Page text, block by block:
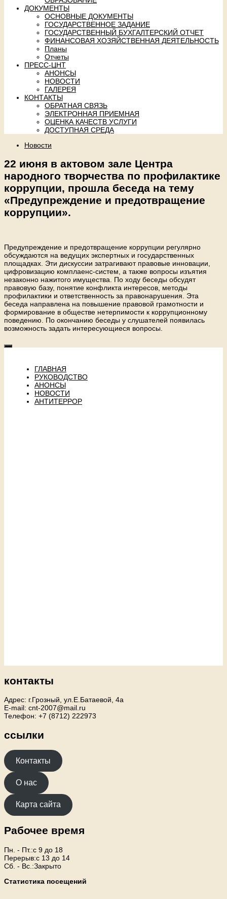
ДОКУМЕНТЫ
ОСНОВНЫЕ ДОКУМЕНТЫ
ГОСУДАРСТВЕННОЕ ЗАДАНИЕ
ГОСУДАРСТВЕННЫЙ БУХГАЛТЕРСКИЙ ОТЧЕТ
ФИНАНСОВАЯ ХОЗЯЙСТВЕННАЯ ДЕЯТЕЛЬНОСТЬ
Планы
Отчеты
ПРЕСС-ЦНТ
АНОНСЫ
НОВОСТИ
ГАЛЕРЕЯ
КОНТАКТЫ
ОБРАТНАЯ СВЯЗЬ
ЭЛЕКТРОННАЯ ПРИЕМНАЯ
ОЦЕНКА КАЧЕСТВ УСЛУГИ
ДОСТУПНАЯ СРЕДА
Новости
22 июня в актовом зале Центра
народного творчества по профилактике
коррупции, прошла беседа на тему
«Предупреждение и предотвращение
коррупции».
Предупреждение и предотвращение коррупции регулярно
обсуждаются на ведущих экспертных и государственных
площадках. Эти дискуссии затрагивают правовые инновации,
цифровизацию комплаенс-систем, а также вопросы изъятия
незаконно нажитого имущества. По ходу беседы обсудят
правовую базу, понятие конфликта интересов, методы
профилактики и ответственность за правонарушения. Эта
беседа направлена на повышение правовой грамотности и
формирование в обществе нетерпимости к коррупционному
поведению. По окончанию беседы у слушателей появилась
возможность задать интересующиеся вопросы.
ГЛАВНАЯ
РУКОВОДСТВО
АНОНСЫ
НОВОСТИ
АНТИТЕРРОР
контакты
Адрес: г.Грозный, ул.Е.Батаевой, 4а
E-mail: cnt-2007@mail.ru
Телефон: +7 (8712) 222973
ссылки
Контакты
О нас
Карта сайта
Рабочее время
Пн. - Пт.:с 9 до 18
Перерыв:с 13 до 14
Сб. - Вс.:Закрыто
Статистика посещений